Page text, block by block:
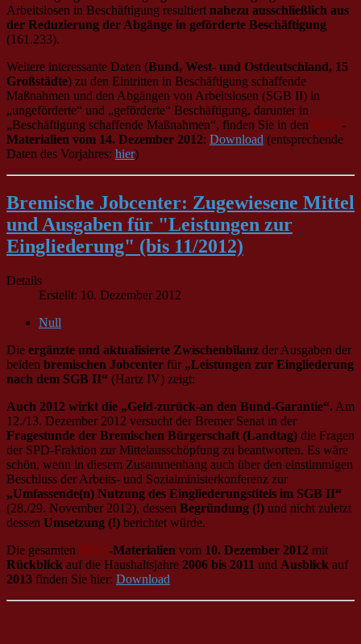
Arbeitslosen in Beschäftigung resultiert nahezu ausschließlich aus
der Reduzierung der Abgänge in geförderte Beschäftigung
(161.233).
Weitere interessante Daten (Bund, West- und Ostdeutschland, 15
Großstädte) zu den Eintritten in Beschäftigung schaffende
Maßnahmen und den Abgängen von Arbeitslosen (SGB II) in
„ungeförderte“ und „geförderte“ Beschäftigung, darunter in
„Beschäftigung schaffende Maßnahmen“, finden Sie in den BIAJ-
Materialien vom 14. Dezember 2012: Download (entsprechende
Daten des Vorjahres: hier)
Bremische Jobcenter: Zugewiesene Mittel
und Ausgaben für "Leistungen zur
Eingliederung" (bis 11/2012)
Details
Erstellt: 10. Dezember 2012
Null
Die ergänzte und aktualisierte Zwischenbilanz der Ausgaben der
beiden bremischen Jobcenter für „Leistungen zur Eingliederung
nach dem SGB II“ (Hartz IV) zeigt:
Auch 2012 wirkt die „Geld-zurück-an den Bund-Garantie“. Am
12./13. Dezember 2012 versucht der Bremer Senat in der
Fragestunde der Bremischen Bürgerschaft (Landtag) die Fragen
der SPD-Fraktion zur Mittelausschöpfung zu beantworten. Es wäre
schön, wenn in diesem Zusammenhang auch über den einstimmigen
Beschluss der Arbeits- und Sozialministerkonferenz zur
„Umfassende(n) Nutzung des Eingliederungstitels im SGB II“
(28./29. November 2012), dessen Begründung (!) und nicht zuletzt
dessen Umsetzung (!) berichtet würde.
Die gesamten BIAJ-Materialien vom 10. Dezember 2012 mit
Rückblick auf die Haushaltsjahre 2006 bis 2011 und Ausblick auf
2013 finden Sie hier: Download